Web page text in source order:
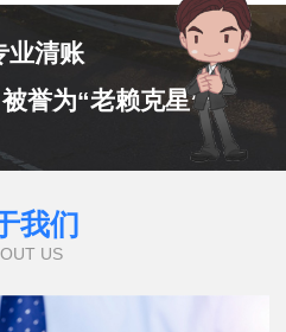
业清账
誉为“老赖克星”
我们
US